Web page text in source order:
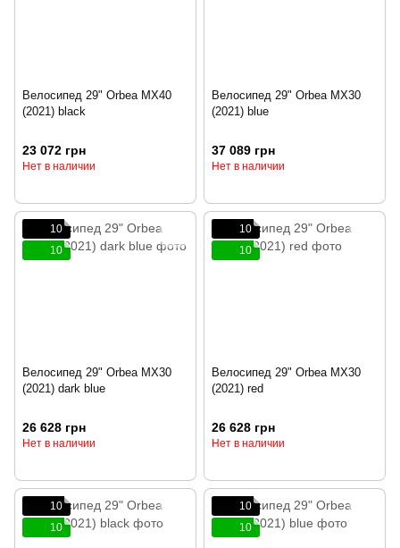
Велосипед 29" Orbea MX40
(2021) black
23 072 грн
Нет в наличии
Велосипед 29" Orbea MX30
(2021) blue
37 089 грн
Нет в наличии
10
10
Велосипед 29" Orbea MX30
(2021) dark blue
26 628 грн
Нет в наличии
10
10
Велосипед 29" Orbea MX30
(2021) red
26 628 грн
Нет в наличии
10
10
10
10